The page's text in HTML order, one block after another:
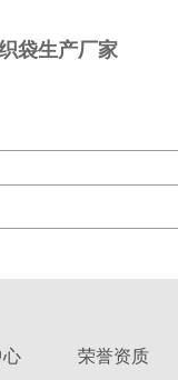
袋生产厂家
心 荣誉资质